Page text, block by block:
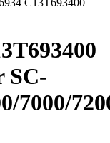
C13T693400
SC-
7000/